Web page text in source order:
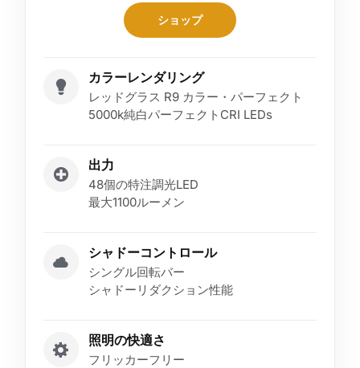
ショップ
カラーレンダリング
レッドグラス R9 カラー・パーフェクト
5000k純白パーフェクトCRI LEDs
出力
48個の特注調光LED
最大1100ルーメン
シャドーコントロール
シングル回転バー
シャドーリダクション性能
照明の快適さ
フリッカーフリー